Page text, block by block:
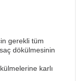
gerekli tüm
dökülmesinin
karlı